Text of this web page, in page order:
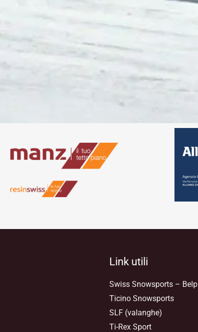
Link utili
Swiss Snowsports – Belp
Ticino Snowsports
SLF (valanghe)
Ti-Rex Sport